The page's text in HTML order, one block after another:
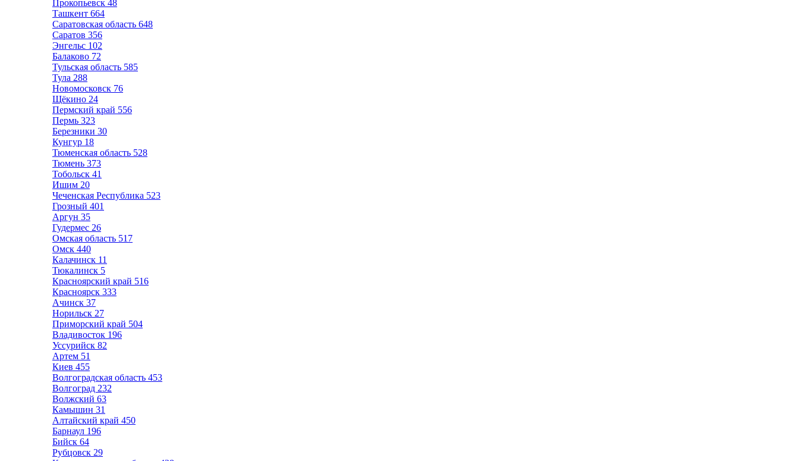
Прокопьевск 48
Ташкент 664
Саратовская область 648
Саратов 356
Энгельс 102
Балаково 72
Тульская область 585
Тула 288
Новомосковск 76
Щёкино 24
Пермский край 556
Пермь 323
Березники 30
Кунгур 18
Тюменская область 528
Тюмень 373
Тобольск 41
Ишим 20
Чеченская Республика 523
Грозный 401
Аргун 35
Гудермес 26
Омская область 517
Омск 440
Калачинск 11
Тюкалинск 5
Красноярский край 516
Красноярск 333
Ачинск 37
Норильск 27
Приморский край 504
Владивосток 196
Уссурийск 82
Артем 51
Киев 455
Волгоградская область 453
Волгоград 232
Волжский 63
Камышин 31
Алтайский край 450
Барнаул 196
Бийск 64
Рубцовск 29